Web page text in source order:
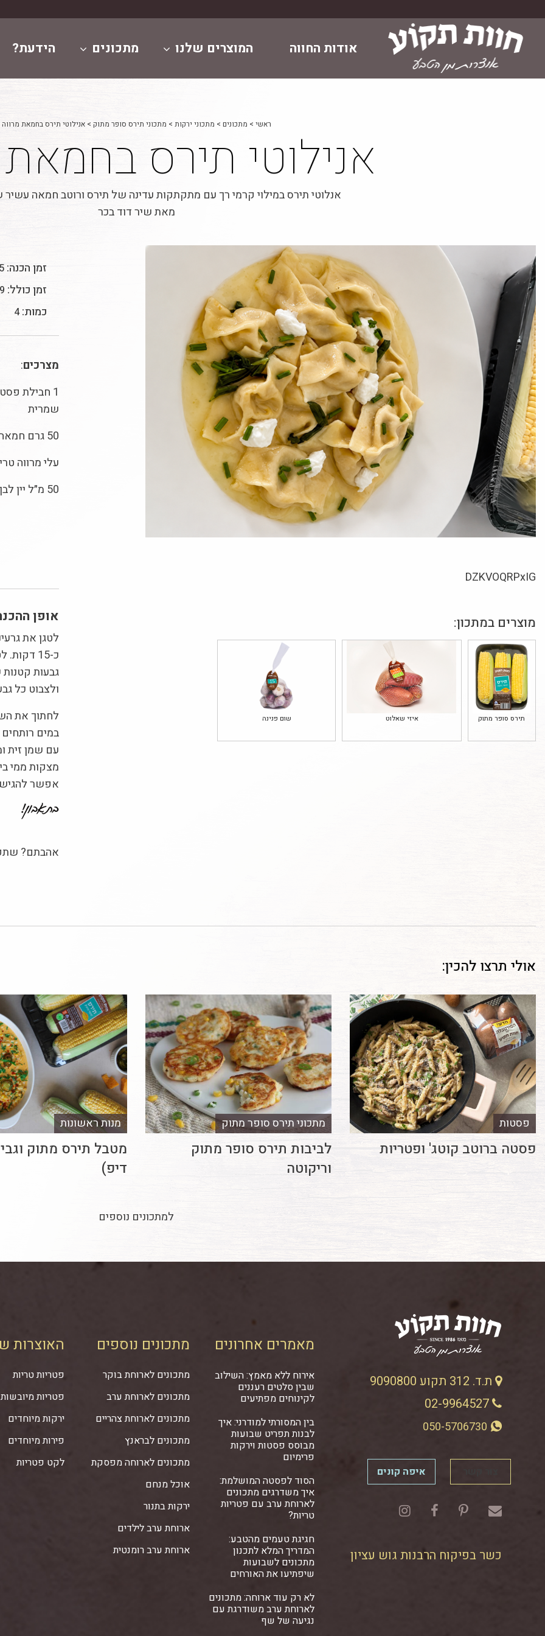
content
אודות החווה המוצרים שלנו מתכונים הידעת?
ראשי > מתכונים > מתכוני ירקות > מתכוני תירס סופר מתוק >אנילוטי תירס בחמאת מרווה
אנילוטי תירס
אנלוטי תירס במילוי קרמי רך עם מתקתקות עדינה של תירס ורוטב חמאה
מאת שיר דוד בכר
DZKVOQRPxIG
מוצרים במתכון:
תירס סופר מתוק איזי שאלוט שום פנינה
זמן הכנה:
זמן כולל:
כמות:4
מצרכים:
1 חבילת
שמרית
50 גרם חמאה
עלי מרווה
50 מ״ל יין לבן
אופן
לטגן את
כ-15
גבעות
ולצבוט כל
לחתוך את
מצקות ממי
אפשר להגיש
אהבתם?
אולי תרצו להכין:
פסטות
פסטה ברוטב קוטג' ופטריות
מתכוני תירס סופר מתוק
לביבות תירס סופר מתוק
וריקוטה
מנות ראשונות
מטבל תירס מתוק
דיפ)
למתכונים נוספים
ת.ד. 312 תקוע 9090800
איפה קונים
כשר בפיקוח הרבנות גוש עציון
מאמרים אחרונים
אירוח ללא מאמץ: השילוב
שבין סלטים רעננים
לקינוחים מפתיעים
בין המסורתי למודרני: איך
לבנות תפריט שבועות
מבוסס פסטות וירקות
פרימיום
הסוד לפסטה המושלמת:
איך משדרגים מתכונים
לארוחת ערב עם פטריות
טריות?
חגיגת טעמים מהטבע:
המדריך המלא לתכנון
מתכונים לשבועות
שיפתיעו את האורחים
לא רק עוד ארוחה: מתכונים
לארוחת ערב משודרגת עם
נגיעה של שף
מתכונים נוספים
מתכונים לארוחת בוקר
מתכונים לארוחת ערב
מתכונים לארוחת צהריים
מתכונים לבראנץ
מתכונים לארוחה מפסקת
אוכל מנחם
ירקות בתנור
ארוחת ערב לילדים
ארוחת ערב רומנטית
האוצרות
פטריות טריות
פטריות מיובשות
ירקות מיוחדים
פירות מיוחדים
לקט פטריות